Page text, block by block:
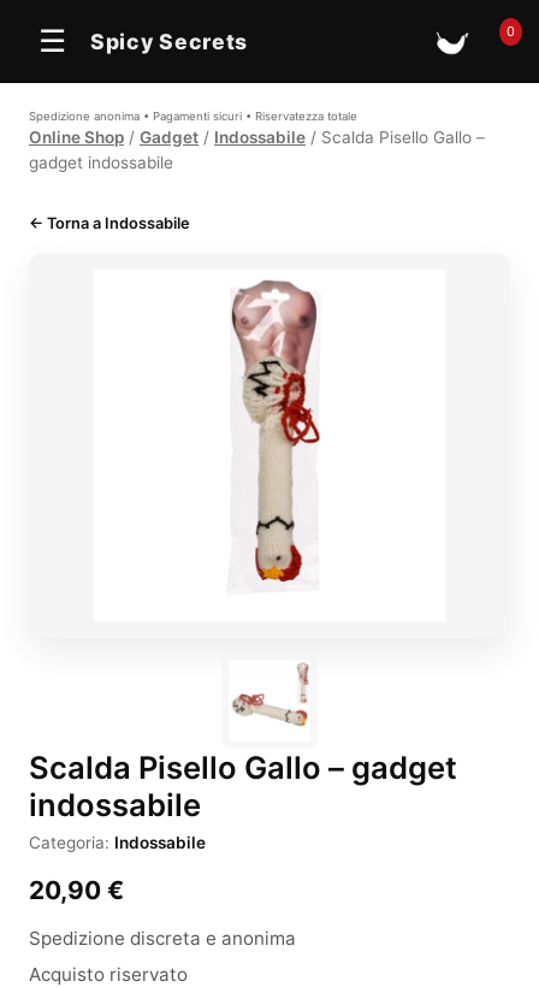
☰ Spicy Secrets 🛒0
Spedizione anonima • Pagamenti sicuri • Riservatezza totale
Online Shop / Gadget / Indossabile / Scalda Pisello Gallo –
gadget indossabile
← Torna a Indossabile
Scalda Pisello Gallo – gadget
indossabile
Categoria: Indossabile
20,90 €
Spedizione discreta e anonima
Acquisto riservato